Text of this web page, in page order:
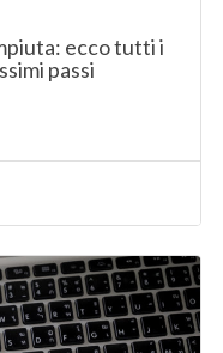
ecco tutti i
passi